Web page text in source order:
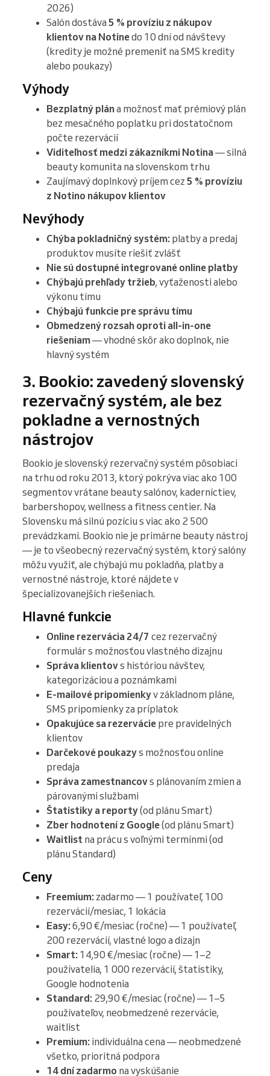
2026)
Salón dostáva 5 % províziu z nákupov
klientov na Notinedo 10 dní od návštevy
(kredity je možné premeniť na SMS kredity
alebo poukazy)
Výhody
Bezplatný plána možnosť mať prémiový plán
bez mesačného poplatku pri dostatočnom
počte rezervácií
Viditeľnosť medzi zákazníkmi Notina— silná
beauty komunita na slovenskom trhu
Zaujímavý doplnkový príjem cez 5 % províziu
z Notino nákupov klientov
Nevýhody
Chýba pokladničný systém: platby a predaj
produktov musíte riešiť zvlášť
Nie sú dostupné integrované online platby
Chýbajú prehľady tržieb, vyťaženosti alebo
výkonu tímu
Chýbajú funkcie pre správu tímu
Obmedzený rozsah oproti all-in-one
riešeniam— vhodné skôr ako doplnok, nie
hlavný systém
3. Bookio: zavedený slovenský
rezervačný systém, ale bez
pokladne a vernostných
nástrojov
Bookio je slovenský rezervačný systém pôsobiaci
na trhu od roku 2013, ktorý pokrýva viac ako 100
segmentov vrátane beauty salónov, kaderníctiev,
barbershopov, wellness a fitness centier. Na
Slovensku má silnú pozíciu s viac ako 2 500
prevádzkami. Bookio nie je primárne beauty nástroj
— je to všeobecný rezervačný systém, ktorý salóny
môžu využiť, ale chýbajú mu pokladňa, platby a
vernostné nástroje, ktoré nájdete v
špecializovanejších riešeniach.
Hlavné funkcie
Online rezervácia 24/7 cez rezervačný
formulár s možnosťou vlastného dizajnu
Správa klientovs históriou návštev,
kategorizáciou a poznámkami
E-mailové pripomienkyv základnom pláne,
SMS pripomienky za príplatok
Opakujúce sa rezervácie pre pravidelných
klientov
Darčekové poukazys možnosťou online
predaja
Správa zamestnancovs plánovaním zmien a
párovanými službami
Štatistiky a reporty(od plánu Smart)
Zber hodnotení z Google(od plánu Smart)
Waitlist na prácu s voľnými termínmi (od
plánu Standard)
Ceny
Freemium: zadarmo — 1 používateľ, 100
rezervácií/mesiac, 1 lokácia
Easy:6,90 €/mesiac (ročne) — 1 používateľ,
200 rezervácií, vlastné logo a dizajn
Smart: 14,90 €/mesiac (ročne) — 1–2
používatelia, 1 000 rezervácií, štatistiky,
Google hodnotenia
Standard: 29,90 €/mesiac (ročne) — 1–5
používateľov, neobmedzené rezervácie,
waitlist
Premium: individuálna cena — neobmedzené
všetko, prioritná podpora
14 dní zadarmo na vyskúšanie